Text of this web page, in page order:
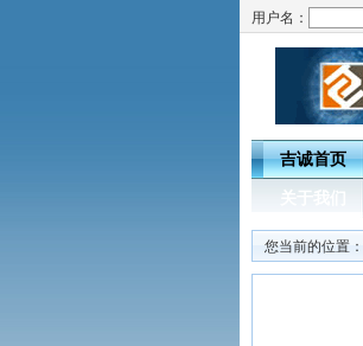
用户名：
吉诚首页
关于我们
您当前的位置：